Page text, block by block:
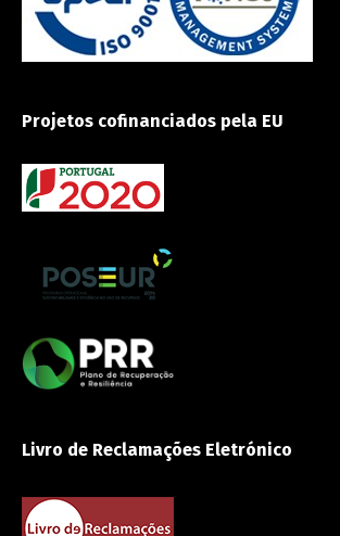
Projetos cofinanciados pela EU
Livro de Reclamações Eletrónico